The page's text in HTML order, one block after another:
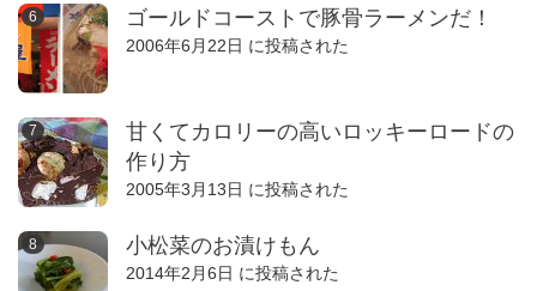
ゴールドコーストで豚骨ラーメンだ！
2006年6月22日 に投稿された
甘くてカロリーの高いロッキーロードの
作り方
2005年3月13日 に投稿された
小松菜のお漬けもん
2014年2月6日 に投稿された